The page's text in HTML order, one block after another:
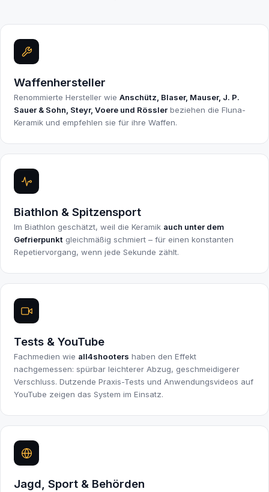
Waffenhersteller
Renommierte Hersteller wieAnschütz, Blaser, Mauser, J. P.
Sauer & Sohn, Steyr, Voere und Rössler beziehen die Fluna-
Keramik und empfehlen sie für ihre Waffen.
Biathlon & Spitzensport
Im Biathlon geschätzt, weil die Keramik auch unter dem
Gefrierpunkt gleichmäßig schmiert – für einen konstanten
Repetiervorgang, wenn jede Sekunde zählt.
Tests & YouTube
Fachmedien wie all4shooters haben den Effekt
nachgemessen: spürbar leichterer Abzug, geschmeidigerer
Verschluss. Dutzende Praxis-Tests und Anwendungsvideos auf
YouTube zeigen das System im Einsatz.
Jagd, Sport & Behörden